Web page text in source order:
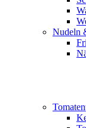
Nudeln